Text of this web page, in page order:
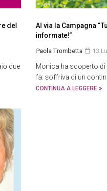
del
due
Al via la Campagna
informate!”
Paola Trombetta 13
Monica ha scoperto di
fa: soffriva di un
CONTINUA A LEGGERE